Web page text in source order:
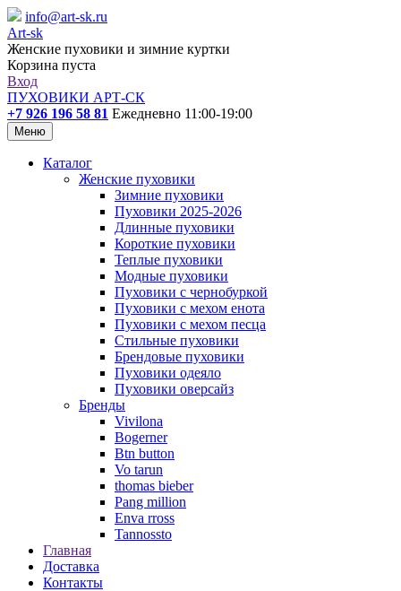
info@art-sk.ru
Art-sk
Женские пуховики и зимние куртки
Корзина пуста
Вход
ПУХОВИКИ АРТ-СК
+7 926 196 58 81 Ежедневно 11:00-19:00
Меню
Каталог
Женские пуховики
Зимние пуховики
Пуховики 2025-2026
Длинные пуховики
Короткие пуховики
Теплые пуховики
Модные пуховики
Пуховики с чернобуркой
Пуховики с мехом енота
Пуховики с мехом песца
Стильные пуховики
Брендовые пуховики
Пуховики одеяло
Пуховики оверсайз
Бренды
Vivilona
Bogerner
Btn button
Vo tarun
thomas bieber
Pang million
Enva rross
Tannossto
Главная
Доставка
Контакты